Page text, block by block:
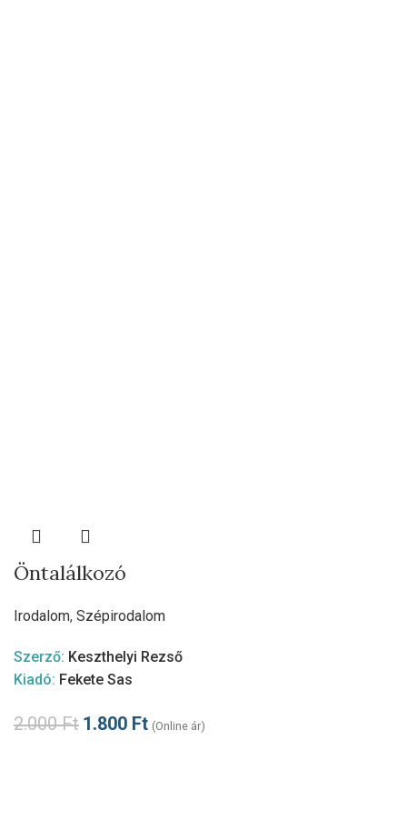
Öntalálkozó
Irodalom, Szépirodalom
Szerző: Keszthelyi Rezső
Kiadó: Fekete Sas
2.000Ft 1.800 Ft (Online ár)